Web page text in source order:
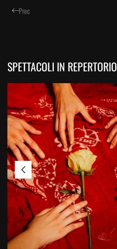
Prec
SPETTACOLI IN REPERTORIO